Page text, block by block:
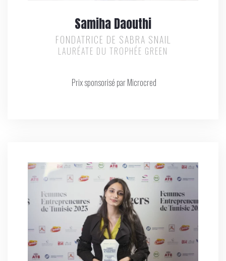
Samiha Daouthi
FONDATRICE DE SABRA SNAIL
LAURÉATE DU TROPHÉE GREEN
Prix sponsorisé par Microcred